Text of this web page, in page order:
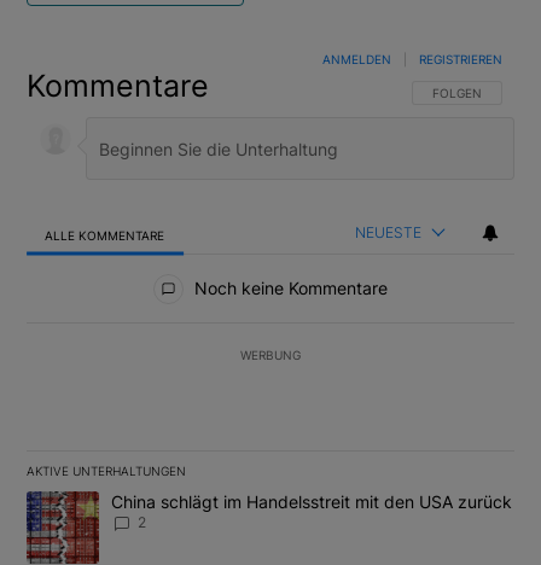
Kommentare FOLGE DIESER
FOLGEN
ANMELDEN REGISTRIEREN
ALLE KOMMENTARE NEUESTE
Noch keine Kommentare
WERBUNG
AKTIVE UNTERHALTUNGEN
Das Folgende ist eine Liste der am meisten kommentierten
Ein Trendartikel mit dem Titel "China schlägt im Handelsstreit
China schlägt im Handelsstreit mit den USA zurück
2